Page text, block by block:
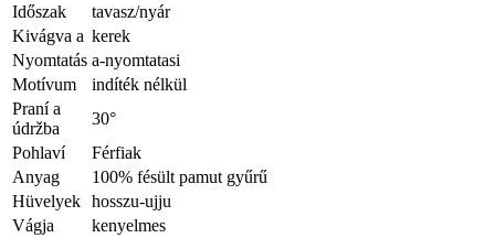
Időszak
tavasz/nyár
Kivágva a kerek
Nyomtatás a-nyomtatasi
Motívum
indíték nélkül
Praní a
údržba
30°
Pohlaví
Férfiak
Anyag
100% fésült pamut gyűrű
Hüvelyek hosszu-ujju
Vágja
kenyelmes